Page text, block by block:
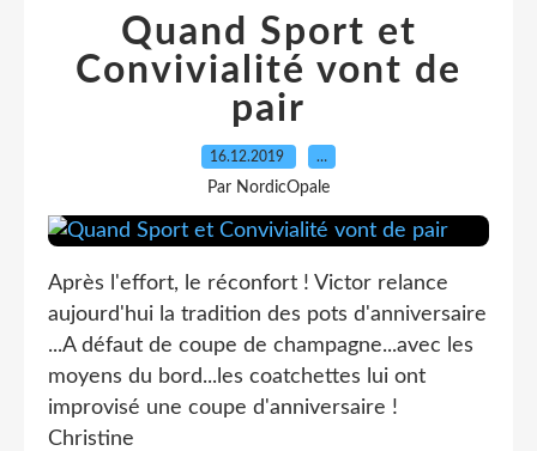
Quand Sport et
Convivialité vont de
pair
16.12.2019 …
Par NordicOpale
Après l'effort, le réconfort ! Victor relance
aujourd'hui la tradition des pots d'anniversaire
...A défaut de coupe de champagne...avec les
moyens du bord...les coatchettes lui ont
improvisé une coupe d'anniversaire !
Christine